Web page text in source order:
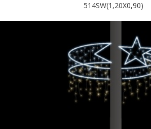
514SW(1,20X0,90)